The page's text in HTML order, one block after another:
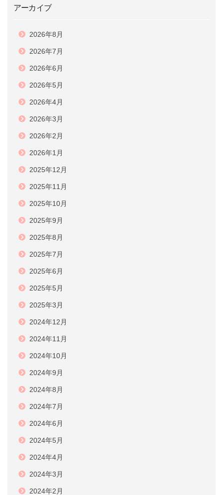
アーカイブ
2026年8月
2026年7月
2026年6月
2026年5月
2026年4月
2026年3月
2026年2月
2026年1月
2025年12月
2025年11月
2025年10月
2025年9月
2025年8月
2025年7月
2025年6月
2025年5月
2025年3月
2024年12月
2024年11月
2024年10月
2024年9月
2024年8月
2024年7月
2024年6月
2024年5月
2024年4月
2024年3月
2024年2月